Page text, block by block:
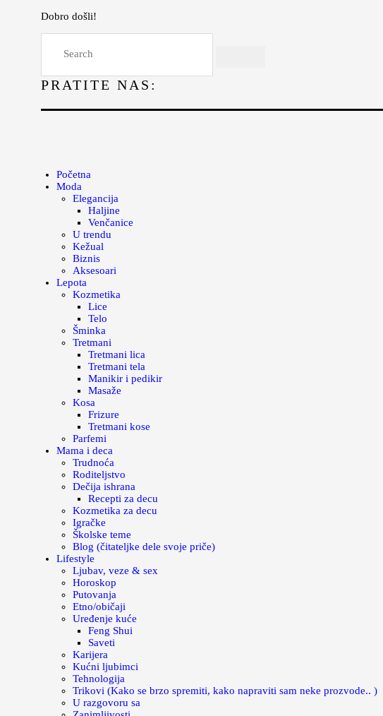
Dobro došli!
PRATITE NAS:
Početna
Moda
Elegancija
Haljine
Venčanice
U trendu
Kežual
Biznis
Aksesoari
Lepota
Kozmetika
Lice
Telo
Šminka
Tretmani
Tretmani lica
Tretmani tela
Manikir i pedikir
Masaže
Kosa
Frizure
Tretmani kose
Parfemi
Mama i deca
Trudnoća
Roditeljstvo
Dečija ishrana
Recepti za decu
Kozmetika za decu
Igračke
Školske teme
Blog (čitateljke dele svoje priče)
Lifestyle
Ljubav, veze & sex
Horoskop
Putovanja
Etno/običaji
Uređenje kuće
Feng Shui
Saveti
Karijera
Kućni ljubimci
Tehnologija
Trikovi (Kako se brzo spremiti, kako napraviti sam neke prozvode.. )
U razgovoru sa
Lepota
Kuhinja
Magazin